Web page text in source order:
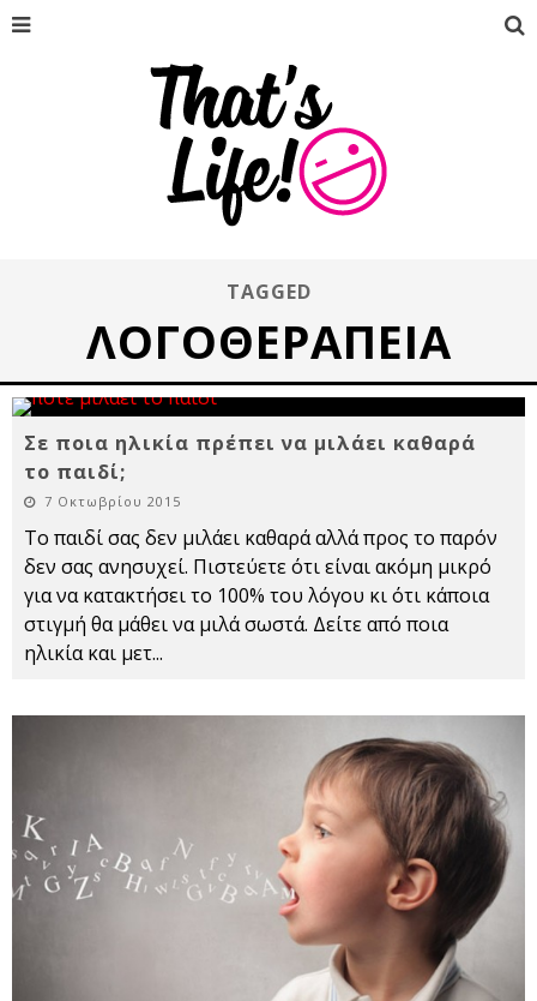
TAGGED
ΛΟΓΟΘΕΡΑΠΕΊΑ
Σε ποια ηλικία πρέπει να μιλάει καθαρά
το παιδί;
7 Οκτωβρίου 2015
Το παιδί σας δεν μιλάει καθαρά αλλά προς το παρόν
δεν σας ανησυχεί. Πιστεύετε ότι είναι ακόμη μικρό
για να κατακτήσει το 100% του λόγου κι ότι κάποια
στιγμή θα μάθει να μιλά σωστά. Δείτε από ποια
ηλικία και μετ...